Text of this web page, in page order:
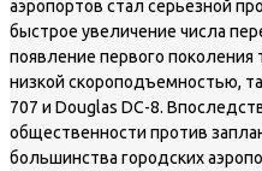
аэропортов стал серьезной
быстрое увеличение числа
появление первого поколения
низкой скороподъемностью,
707 и Douglas DC-8.
общественности против
большинства городских